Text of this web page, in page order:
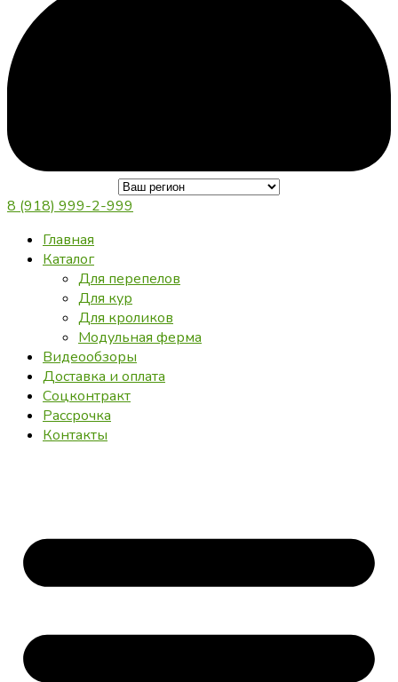
8 (918) 999-2-999
Главная
Каталог
Для перепелов
Для кур
Для кроликов
Модульная ферма
Видеообзоры
Доставка и оплата
Соцконтракт
Рассрочка
Контакты